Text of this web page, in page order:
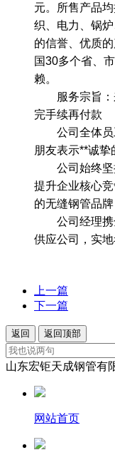
元。所售产品
织、电力、锅
的信誉、优质
国30多个省、
赖。
服务宗旨：
完手续再付款
公司全体员
朋友表示**诚挚
公司始终坚持
提升企业核心
的无缝钢管品牌
公司经理携
供应公司，实
上一篇
下一篇
返回
返回顶部
山东宏钜天成钢管有
网站首页